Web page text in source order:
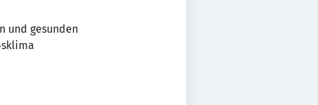
und gesunden